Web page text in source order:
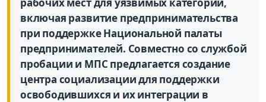
включая развитие предпринимательства
при поддержке Национальной палаты
предпринимателей. Совместно со службой
пробации и МПС предлагается создание
центра социализации для поддержки
освободившихся и их интеграции в